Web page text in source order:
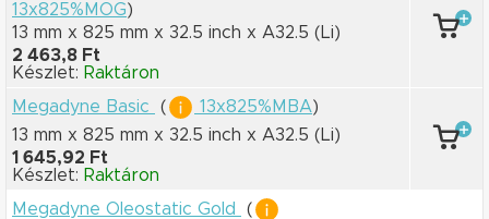
13x825%MOG)
13 mm x 825 mm x 32.5 inch x A32.5 (Li)
2 463,8 Ft
Készlet: Raktáron
Megadyne Basic
( 13x825%MBA)
13 mm x 825 mm x 32.5 inch x A32.5 (Li)
1 645,92 Ft
Készlet: Raktáron
Megadyne Oleostatic Gold
(